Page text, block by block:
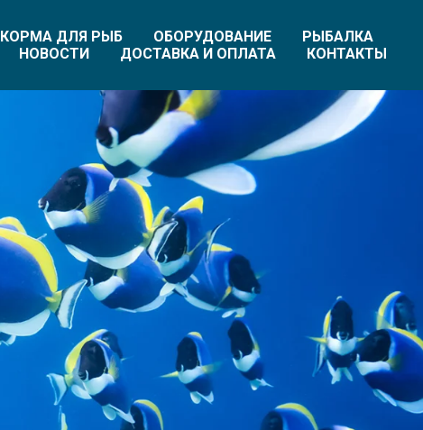
КОРМА ДЛЯ РЫБ ОБОРУДОВАНИЕ
РЫБАЛКА
НОВОСТИ ДОСТАВКА И ОПЛАТА КОНТАКТЫ